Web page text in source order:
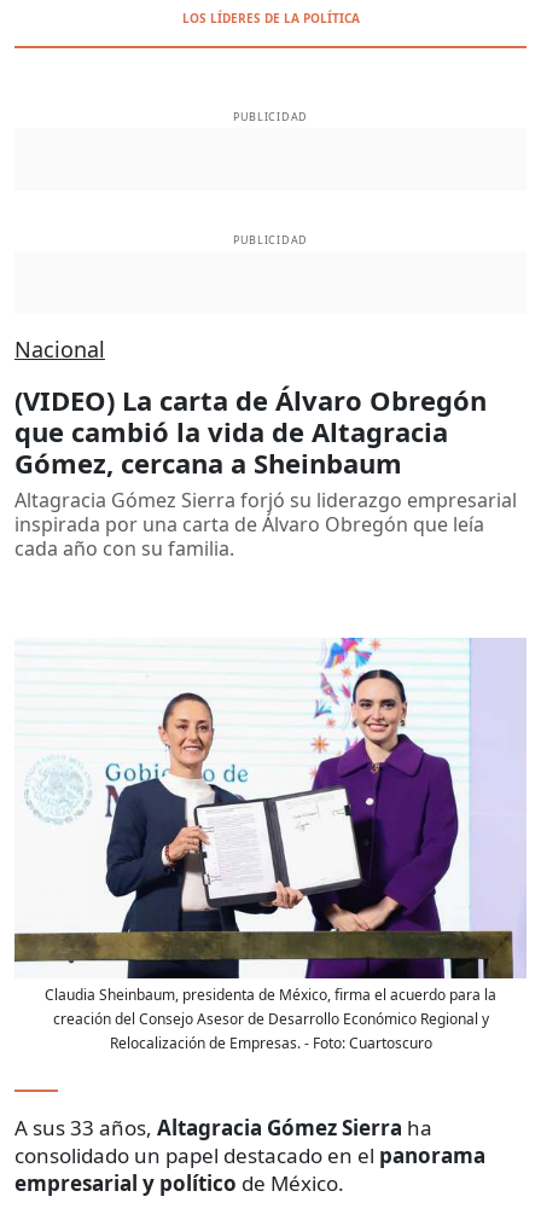
LOS LÍDERES DE LA POLÍTICA
PUBLICIDAD
PUBLICIDAD
Nacional
(VIDEO) La carta de Álvaro Obregón
que cambió la vida de Altagracia
Gómez, cercana a Sheinbaum
Altagracia Gómez Sierra forjó su liderazgo empresarial
inspirada por una carta de Álvaro Obregón que leía
cada año con su familia.
Claudia Sheinbaum, presidenta de México, firma el acuerdo para la
creación del Consejo Asesor de Desarrollo Económico Regional y
Relocalización de Empresas.- Foto:Cuartoscuro
A sus 33 años, Altagracia Gómez Sierra ha
consolidado un papel destacado en el panorama
empresarial y político de México.